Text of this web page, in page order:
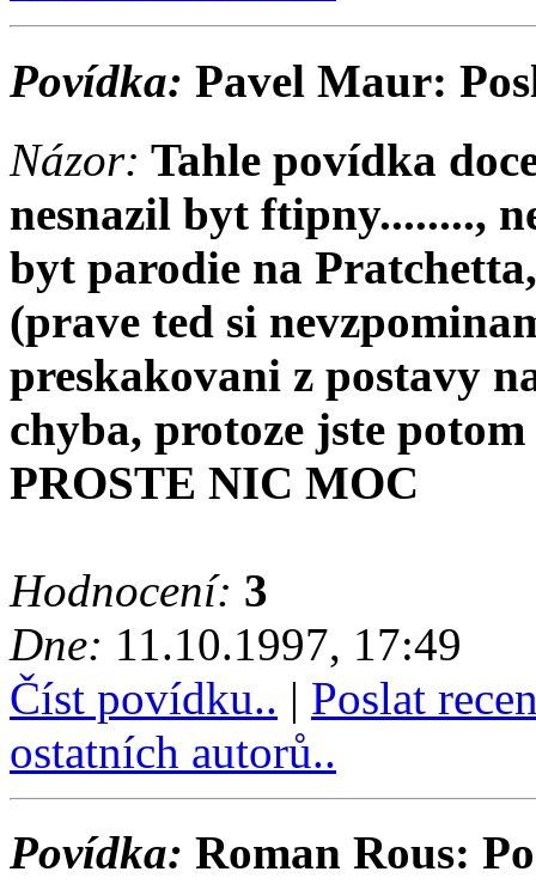
Povídka: Pavel Maur:
Názor: Tahle povídka
nesnazil byt ftipny........,
byt parodie na
(prave ted si
preskakovani z postavy
chyba, protoze jste
PROSTE NIC MOC
Hodnocení: 3
Dne: 11.10.1997, 17:49
Číst povídku.. | Poslat
ostatních autorů..
Povídka: Roman Rous: